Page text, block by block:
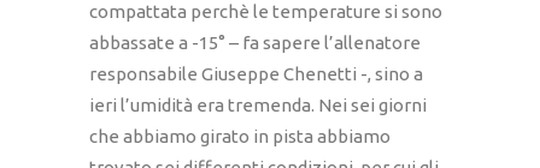
compattata perchè le temperature si sono
abbassate a -15° – fa sapere l’allenatore
responsabile Giuseppe Chenetti -, sino a
ieri l’umidità era tremenda. Nei sei giorni
che abbiamo girato in pista abbiamo